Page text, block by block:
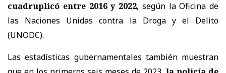
cuadruplicó entre 2016 y 2022, según la Oficina de
las Naciones Unidas contra la Droga y el Delito
(UNODC).
Las estadísticas gubernamentales también muestran